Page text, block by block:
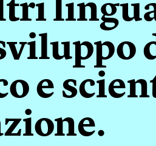
e